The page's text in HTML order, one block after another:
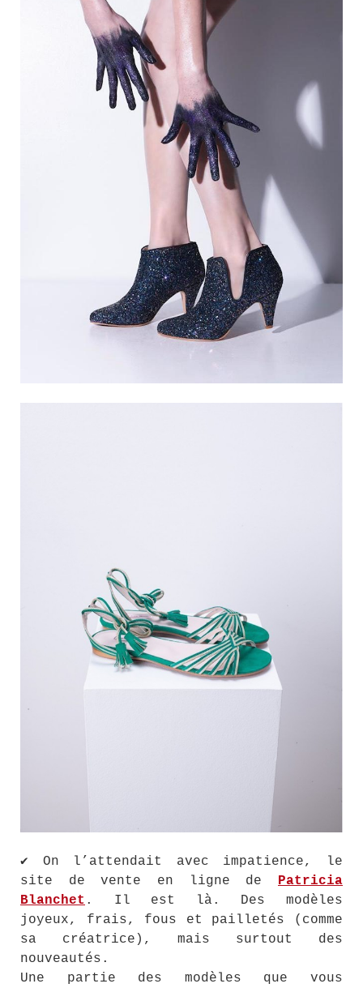
✔ On l’attendait avec impatience, le
site de vente en ligne de Patricia
Blanchet . Il est là. Des modèles
joyeux, frais, fous et pailletés (comme
sa créatrice), mais surtout des
nouveautés.
Une partie des modèles que vous